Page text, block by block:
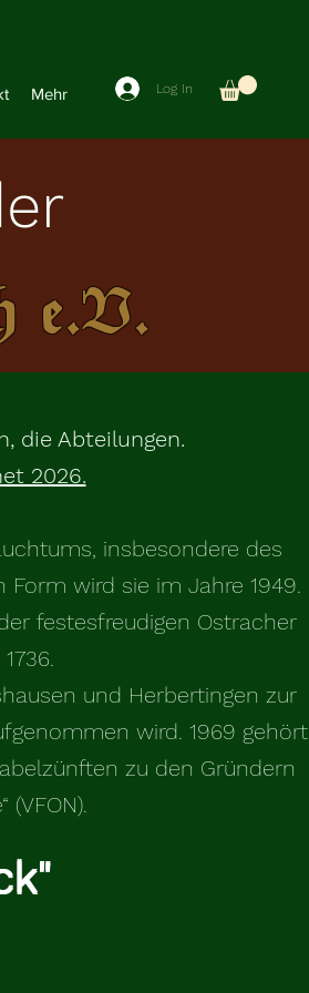
Log In
Mehr
e.V.
die Abteilungen.
2026.
insbesondere des
wird sie im Jahre 1949.
festesfreudigen Ostracher
und Herbertingen zur
mmen wird. 1969 gehört
zu den Gründern